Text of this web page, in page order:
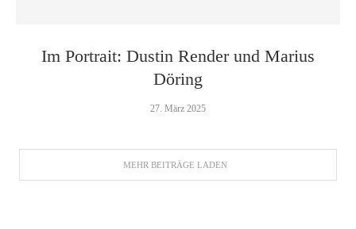
Im Portrait: Dustin Render und Marius
Döring
27. März 2025
MEHR BEITRÄGE LADEN